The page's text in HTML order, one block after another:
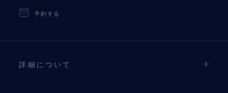
予約する
詳細について